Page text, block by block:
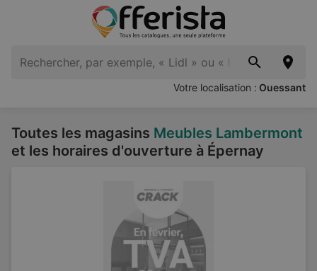
Votre localisation : Ouessant
Toutes les magasins Meubles Lambermont
et les horaires d'ouverture à Épernay